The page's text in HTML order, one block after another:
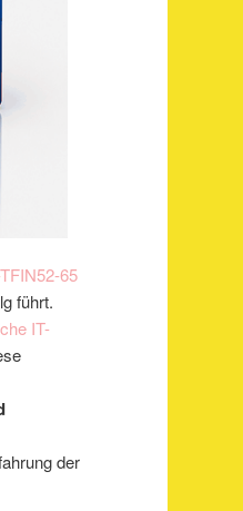
65
führt.
IT-
der